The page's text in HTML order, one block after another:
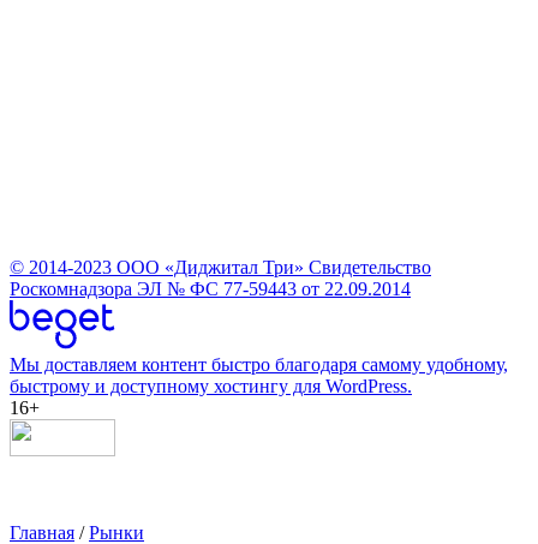
© 2014-2023 ООО «Диджитал Три» Свидетельство
Роскомнадзора ЭЛ № ФС 77-59443 от 22.09.2014
Мы доставляем контент быстро благодаря самому удобному,
быстрому и доступному хостингу для WordPress.
16+
Главная /Рынки